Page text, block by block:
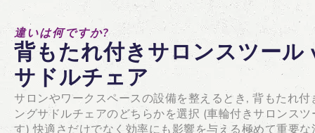
違いは何ですか?
背もたれ付きサロンスツール
サドルチェア
サロンやワークスペースの設備を整えるとき, 背もたれ
ングサドルチェアのどちらかを選択 (車輪付きサロンス
す) 快適さだけでなく効率にも影響を与える極めて重要